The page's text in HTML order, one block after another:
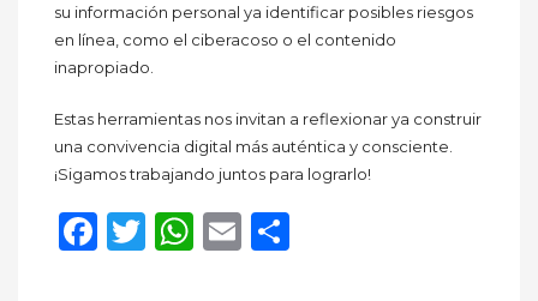
su información personal ya identificar posibles riesgos
en línea, como el ciberacoso o el contenido
inapropiado.
Estas herramientas nos invitan a reflexionar ya construir
una convivencia digital más auténtica y consciente.
¡Sigamos trabajando juntos para lograrlo!
Facebook
Twitter
WhatsApp
Email